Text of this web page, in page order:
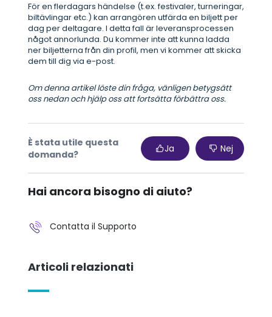
För en flerdagars händelse (t.ex. festivaler, turneringar,
biltävlingar etc.) kan arrangören utfärda en biljett per
dag per deltagare. I detta fall är leveransprocessen
något annorlunda. Du kommer inte att kunna ladda
ner biljetterna från din profil, men vi kommer att skicka
dem till dig via e-post.
Om denna artikel löste din fråga, vänligen betygsätt
oss nedan och hjälp oss att fortsätta förbättra oss.
È stata utile questa
domanda?
Ja Nej
Hai ancora bisogno di aiuto?
Contatta il Supporto
Articoli relazionati